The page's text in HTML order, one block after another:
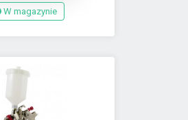
W magazynie